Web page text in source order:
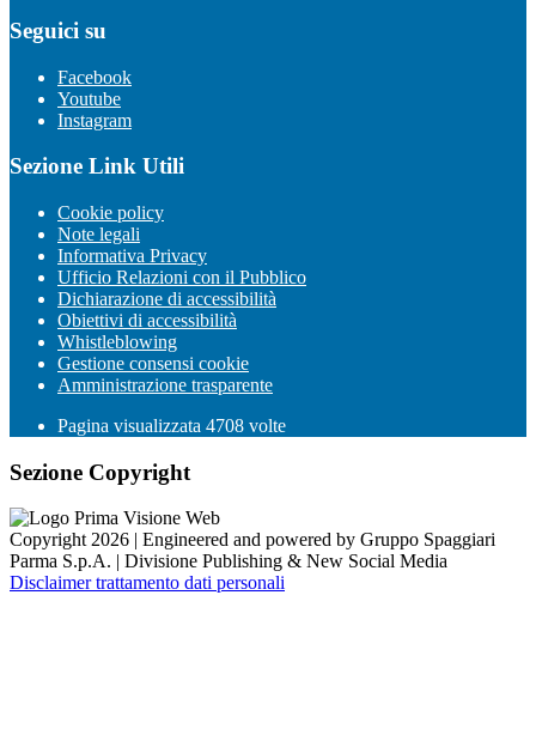
Seguici su
Facebook
Youtube
Instagram
Sezione Link Utili
Cookie policy
Note legali
Informativa Privacy
Ufficio Relazioni con il Pubblico
Dichiarazione di accessibilità
Obiettivi di accessibilità
Whistleblowing
Gestione consensi cookie
Amministrazione trasparente
Pagina visualizzata 4708 volte
Sezione Copyright
Copyright 2026 | Engineered and powered by Gruppo Spaggiari
Parma S.p.A. | Divisione Publishing & New Social Media
Disclaimer trattamento dati personali